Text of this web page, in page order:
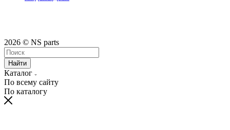
2026 © NS parts
Найти
Каталог
По всему сайту
По каталогу